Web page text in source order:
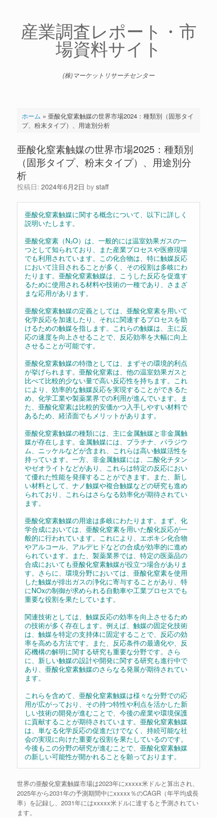
産業調査レポート・市
場資料サイト
(株)マーケットリサーチセンター
ホーム » 亜酸化窒素触媒の世界市場2024：種類別（固形タイ
プ、粉末タイプ）、用途別分析
亜酸化窒素触媒の世界市場2025：種類別
（固形タイプ、粉末タイプ）、用途別分
析
投稿日: 2024年6月2日 by staff
亜酸化窒素触媒に関する概念について、以下に詳しく
説明いたします。
亜酸化窒素（N₂O）は、一般的には温室効果ガスの一
つとして知られており、また産業プロセスや医療現場
でも利用されています。この化合物は、特に触媒反応
において注目されることが多く、その役割は多岐にわ
たります。亜酸化窒素触媒は、こうした反応を促進す
るために使用される材料や技術の一種であり、さまざ
まな応用があります。
亜酸化窒素触媒の定義としては、亜酸化窒素を用いて
化学反応を加速したり、それに関連するプロセスを助
けるための触媒を指します。これらの触媒は、主に反
応の速度を向上させることで、反応効率を大幅に向上
させることが可能です。
亜酸化窒素触媒の特徴としては、まずその環境的利点
が挙げられます。亜酸化窒素は、他の温室効果ガスと
比べて比較的少ない量で高い反応性を持ちます。これ
により、効率的な触媒反応を実現することができるた
め、化学工業や製薬業界での利用が進んでいます。ま
た、亜酸化窒素は比較的安価かつ入手しやすい材料で
あるため、経済面でもメリットがあります。
亜酸化窒素触媒の種類には、主に金属触媒と非金属触
媒が存在します。金属触媒には、プラチナ、パラジウ
ム、ニッケルなどが含まれ、これらは高い触媒活性を
持っています。一方、非金属触媒には、二酸化チタン
やゼオライトなどがあり、これらは特定の反応におい
て優れた性能を発揮することができます。また、新し
い材料として、ナノ触媒や複合触媒などの研究も進め
られており、これらはさらなる効率化が期待されてい
ます。
亜酸化窒素触媒の用途は多岐にわたります。まず、化
学合成においては、亜酸化窒素を用いた酸化反応が一
般的に行われています。これにより、エポキシ化合物
やアルコール、アルデヒドなどの合成が効率的に進め
られています。また、製薬業界では、特定の医薬品の
合成においても亜酸化窒素触媒が役立つ場合がありま
す。さらに、環境分野においては、亜酸化窒素を使用
した触媒が排出ガスの浄化に寄与することがあり、特
にNOxの制御が求められる自動車や工業プロセスでも
重要な役割を果たしています。
関連技術としては、触媒反応の効率を向上させるため
の技術が多く存在します。例えば、触媒の固定化技術
は、触媒を特定の支持体に固定することで、反応の効
率を高める方法です。また、反応条件の最適化や、反
応機構の解明に関する研究も重要な分野です。さら
に、新しい触媒の設計や開発に関する研究も進行中で
あり、亜酸化窒素触媒のさらなる発展が期待されてい
ます。
これらを含めて、亜酸化窒素触媒は様々な分野での応
用が広がっており、その持つ特性や利点を活かした新
しい技術の開発が進むことで、今後の産業や環境保護
に貢献することが期待されています。亜酸化窒素触媒
は、単なる化学反応の促進だけでなく、持続可能な社
会の実現に向けた重要な役割を果たしているのです。
今後もこの分野の研究が進むことで、亜酸化窒素触媒
の新しい可能性が開かれることを願っております。
世界の亜酸化窒素触媒市場は2023年にxxxxx米ドルと算出され、
2025年から2031年の予測期間中にxxxxx％のCAGR（年平均成長
率）を記録し、2031年にはxxxxx米ドルに達すると予測されてい
ます。